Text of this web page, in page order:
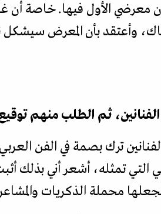
الأول فيها. خاصة أن
وأعتقد بأن المعرض سيشكل
ثم الطلب منهم
ترك بصمة في الفن
التي تمثله، أشعر أني بذلك
محملة الذكريات